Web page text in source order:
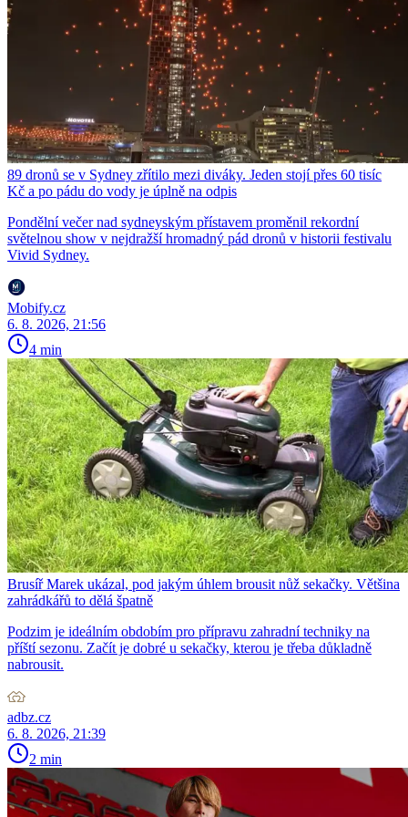
89 dronů se v Sydney zřítilo mezi diváky. Jeden stojí přes 60 tisíc
Kč a po pádu do vody je úplně na odpis
Pondělní večer nad sydneyským přístavem proměnil rekordní
světelnou show v nejdražší hromadný pád dronů v historii festivalu
Vivid Sydney.
Mobify.cz
6. 8. 2026, 21:56
4 min
Brusíř Marek ukázal, pod jakým úhlem brousit nůž sekačky. Většina
zahrádkářů to dělá špatně
Podzim je ideálním obdobím pro přípravu zahradní techniky na
příští sezonu. Začít je dobré u sekačky, kterou je třeba důkladně
nabrousit.
adbz.cz
6. 8. 2026, 21:39
2 min